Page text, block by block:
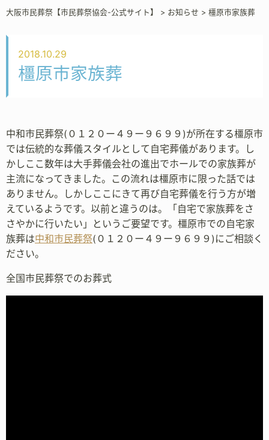
大阪市民葬祭【市民葬祭協会-公式サイト】 > お知らせ > 橿原市家族葬
2018.10.29
橿原市家族葬
中和市民葬祭(０１２０ー４９ー９６９９)が所在する橿原市
では伝統的な葬儀スタイルとして自宅葬儀があります。し
かしここ数年は大手葬儀会社の進出でホールでの家族葬が
主流になってきました。この流れは橿原市に限った話では
ありません。しかしここにきて再び自宅葬儀を行う方が増
えているようです。以前と違うのは。「自宅で家族葬をさ
さやかに行いたい」というご要望です。橿原市での自宅家
族葬は中和市民葬祭(０１２０ー４９ー９６９９)にご相談く
ださい。
全国市民葬祭でのお葬式